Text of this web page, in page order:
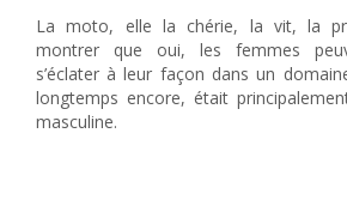
La moto, elle la chérie, la vit, la
montrer que oui, les femmes
s’éclater à leur façon dans un
longtemps encore, était
masculine.